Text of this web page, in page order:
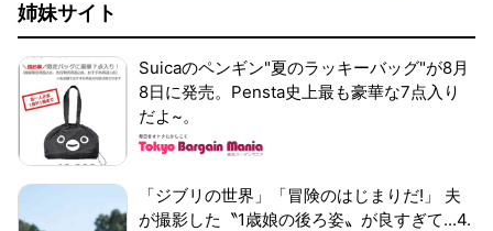
姉妹サイト
Suicaのペンギン"夏のラッキーバッグ"が8月
8日に発売。Pensta史上最も豪華な7点入り
だよ~。
「ジブリの世界」「冒険のはじまりだ!」 夫
が撮影した〝1歳娘の後ろ姿〟が良すぎて...4.